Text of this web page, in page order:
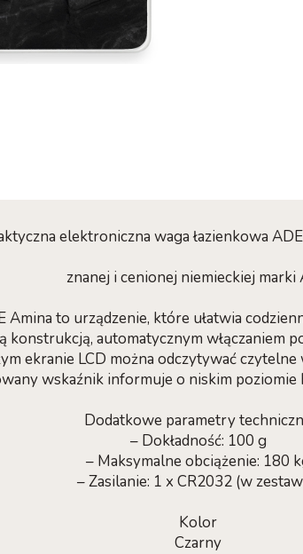
elektroniczna waga łazienkowa
znanej i cenionej niemieckiej marki
Amina to urządzenie, które ułatwia
konstrukcją, automatycznym włączaniem
ekranie LCD można odczytywać
wskaźnik informuje o niskim poziomie
Dodatkowe parametry
– Dokładność: 100 g
– Maksymalne obciążenie: 180
– Zasilanie: 1 x CR2032 (w
Kolor
Czarny